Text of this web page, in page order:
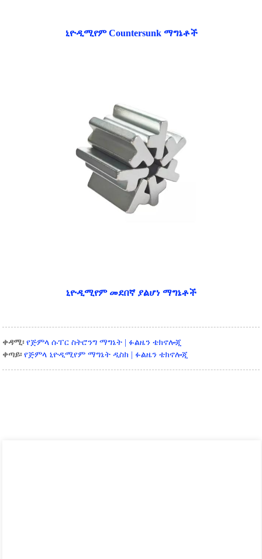
ኒዮዲሚየም Countersunk ማግኔቶች
ኒዮዲሚየም መደበኛ ያልሆነ ማግኔቶች
ቀዳሚ፡ የጅምላ ሱፐር ስትሮንግ ማግኔት | ፉልዜን ቴክኖሎጂ
ቀጣይ፡ የጅምላ ኒዮዲሚየም ማግኔት ዲስክ | ፉልዜን ቴክኖሎጂ